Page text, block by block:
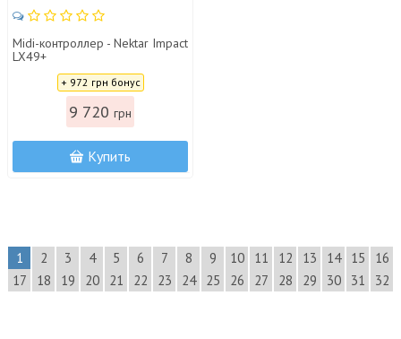
Midi-контроллер - Nektar Impact
LX49+
+ 972 грн бонус
9 720 грн
Купить
1 2 3 4 5 6 7 8 9 10 11 12 13 14 15
16
17
18 19 20 21 22 23 24 25 26 27 28 29 30 31 32